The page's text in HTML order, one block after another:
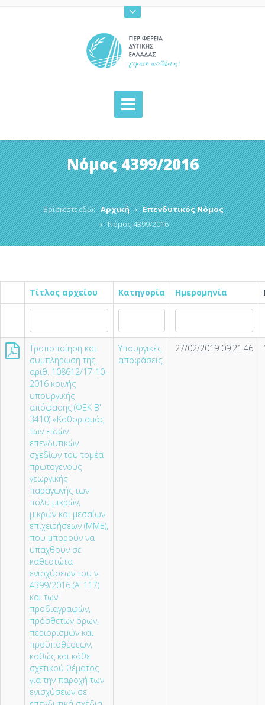
Νόμος 4399/2016
Βρίσκεστε εδώ: Αρχική
Επενδυτικός Νόμος
Νόμος 4399/2016
Τίτλος αρχείου Κατηγορία Ημερομηνία
Τροποποίηση και
συμπλήρωση της
αριθ. 108612/17-10-
2016 κοινής
υπουργικής
απόφασης (ΦΕΚ Β'
3410) «Καθορισμός
των ειδών
επενδυτικών
σχεδίων του τομέα
πρωτογενούς
γεωργικής
παραγωγής των
πολύ μικρών,
μικρών και μεσαίων
επιχειρήσεων (ΜΜΕ),
που μπορούν να
υπαχθούν σε
καθεστώτα
ενισχύσεων του ν.
4399/2016 (A' 117)
και των
προδιαγραφών,
πρόσθετων όρων,
περιορισμών και
προϋποθέσεων,
καθώς και κάθε
σχετικού θέματος
για την παροχή των
ενισχύσεων σε
Υπουργικές
αποφάσεις
27/02/2019 09:21:46